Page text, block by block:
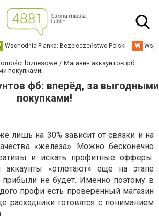
Wschodnia Flanka: Bezpieczeństwo Polski W
biznesowe
Магазин аккаунтов фб:
покупками!
фб: вперёд, за выгодными
покупками!
лишь на 30% зависит от связки и на
«железа». Можно бесконечно
и искать профитные офферы.
«отлетают» еще на этапе
прибыли не будет. Именно поэтому в
профи есть проверенный магазин
расходники готовятся с пониманием